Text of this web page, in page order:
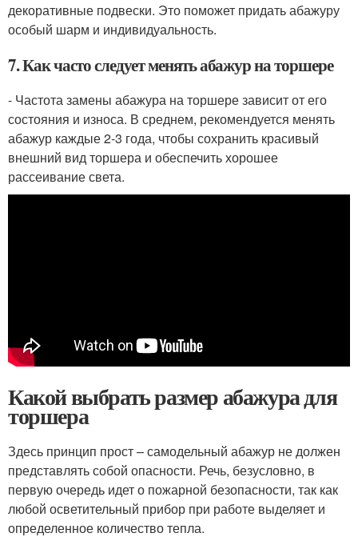
декоративные подвески. Это поможет придать абажуру
особый шарм и индивидуальность.
7. Как часто следует менять абажур на торшере
- Частота замены абажура на торшере зависит от его
состояния и износа. В среднем, рекомендуется менять
абажур каждые 2-3 года, чтобы сохранить красивый
внешний вид торшера и обеспечить хорошее
рассеивание света.
Какой выбрать размер абажура для
торшера
Здесь принцип прост – самодельный абажур не должен
представлять собой опасности. Речь, безусловно, в
первую очередь идет о пожарной безопасности, так как
любой осветительный прибор при работе выделяет и
определенное количество тепла.